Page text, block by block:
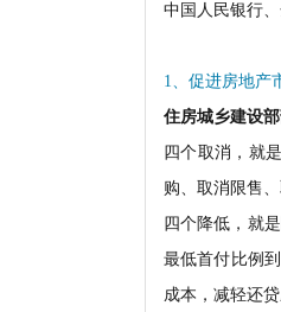
中国人民银行
1、促进房地产
住房城乡建设部
四个取消，就
购、取消限售
四个降低，就
最低首付比例
成本，减轻还